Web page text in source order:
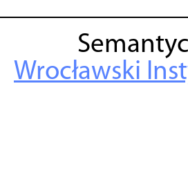
Wrocławski